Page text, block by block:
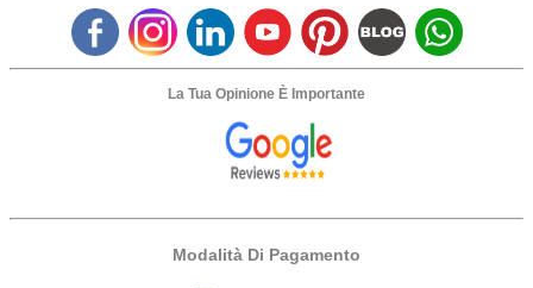
La Tua Opinione È Importante
Modalità Di Pagamento